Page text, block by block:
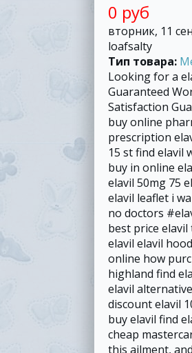
0 руб
вторник, 11
loafsalty
Тип товара:
Looking for a
Guaranteed
Satisfaction
buy online
prescription
15 st find elavil
buy in online
elavil 50mg 75
elavil leaflet i
no doctors
best price
elavil elavil
online how
highland find
elavil
discount elavil
buy elavil find
cheap
this ailment,